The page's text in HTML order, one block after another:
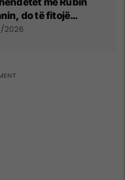
do të fitojë
te Spartak Moska
2026